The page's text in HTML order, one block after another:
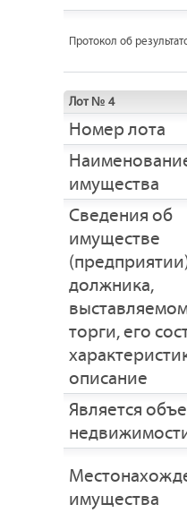
Протокол об
Лот № 4
Номер лота
имущества
Cведения об
имуществе
должника,
торги, его
описание
Является
имущества